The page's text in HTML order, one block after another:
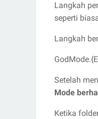
Langkah
seperti
Langkah
Setelah
Mode
Ketika